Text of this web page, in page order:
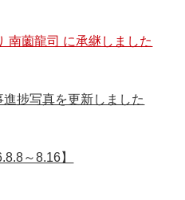
南薗龍司 に承継しました
捗写真を更新しました
～8.16】